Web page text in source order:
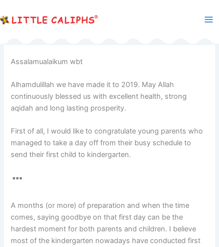
to
Assalamualaikum wbt
Alhamdulillah we have made it to 2019. May Allah
continuously blessed us with excellent health, strong
aqidah and long lasting prosperity.
First of all, I would like to congratulate young parents who
managed to take a day off from their busy schedule to
send their first child to kindergarten.
A months (or more) of preparation and when the time
comes, saying goodbye on that first day can be the
hardest moment for both parents and children. I believe
most of the kindergarten nowadays have conducted first